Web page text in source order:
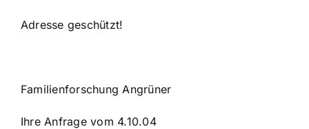
Adresse geschützt!
Familienforschung Angrüner
Ihre Anfrage vom 4.10.04